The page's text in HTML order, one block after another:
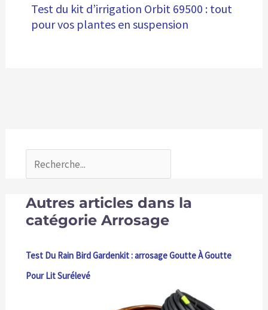
Test du kit d’irrigation Orbit 69500 : tout
pour vos plantes en suspension
Autres articles dans la
catégorie Arrosage
Test Du Rain Bird Gardenkit : arrosage Goutte À Goutte
Pour Lit Surélevé